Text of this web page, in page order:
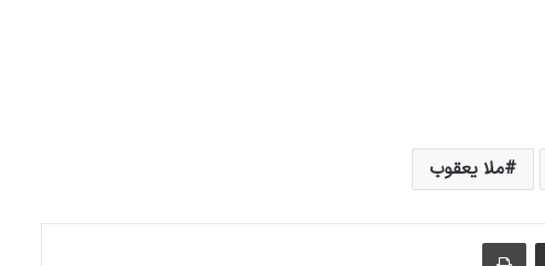
ملا یعقوب
اشتراک گذاری از طریق ایمیل چاپ